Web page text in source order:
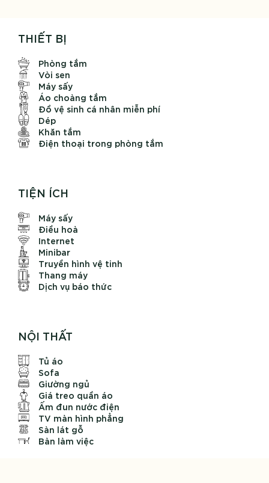
THIẾT BỊ
Phòng tắm
Vòi sen
Máy sấy
Áo choàng tắm
Đồ vệ sinh cá nhân miễn phí
Dép
Khăn tắm
Điện thoại trong phòng tắm
TIỆN ÍCH
Máy sấy
Điều hoà
Internet
Minibar
Truyền hình vệ tinh
Thang máy
Dịch vụ báo thức
NỘI THẤT
Tủ áo
Sofa
Giường ngủ
Giá treo quần áo
Ấm đun nước điện
TV màn hình phẳng
Sàn lát gỗ
Bàn làm việc